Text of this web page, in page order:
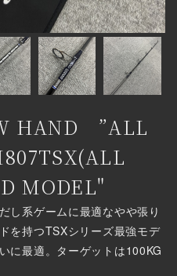
HAND ”ALL
MODEL"
し系ゲームに最適なやや張り
を持つTSXシリーズ最強モデ
に最適。ターゲットは100KG